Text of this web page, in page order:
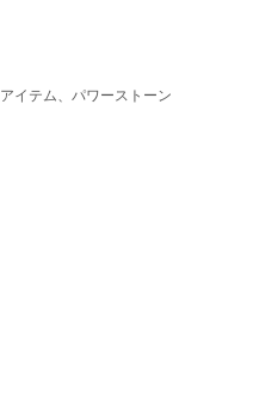
アイテム、パワーストーン